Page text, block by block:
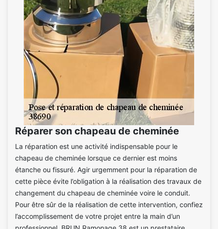
Réparer son chapeau de cheminée
La réparation est une activité indispensable pour le
chapeau de cheminée lorsque ce dernier est moins
étanche ou fissuré. Agir urgemment pour la réparation de
cette pièce évite l’obligation à la réalisation des travaux de
changement du chapeau de cheminée voire le conduit.
Pour être sûr de la réalisation de cette intervention, confiez
l’accomplissement de votre projet entre la main d’un